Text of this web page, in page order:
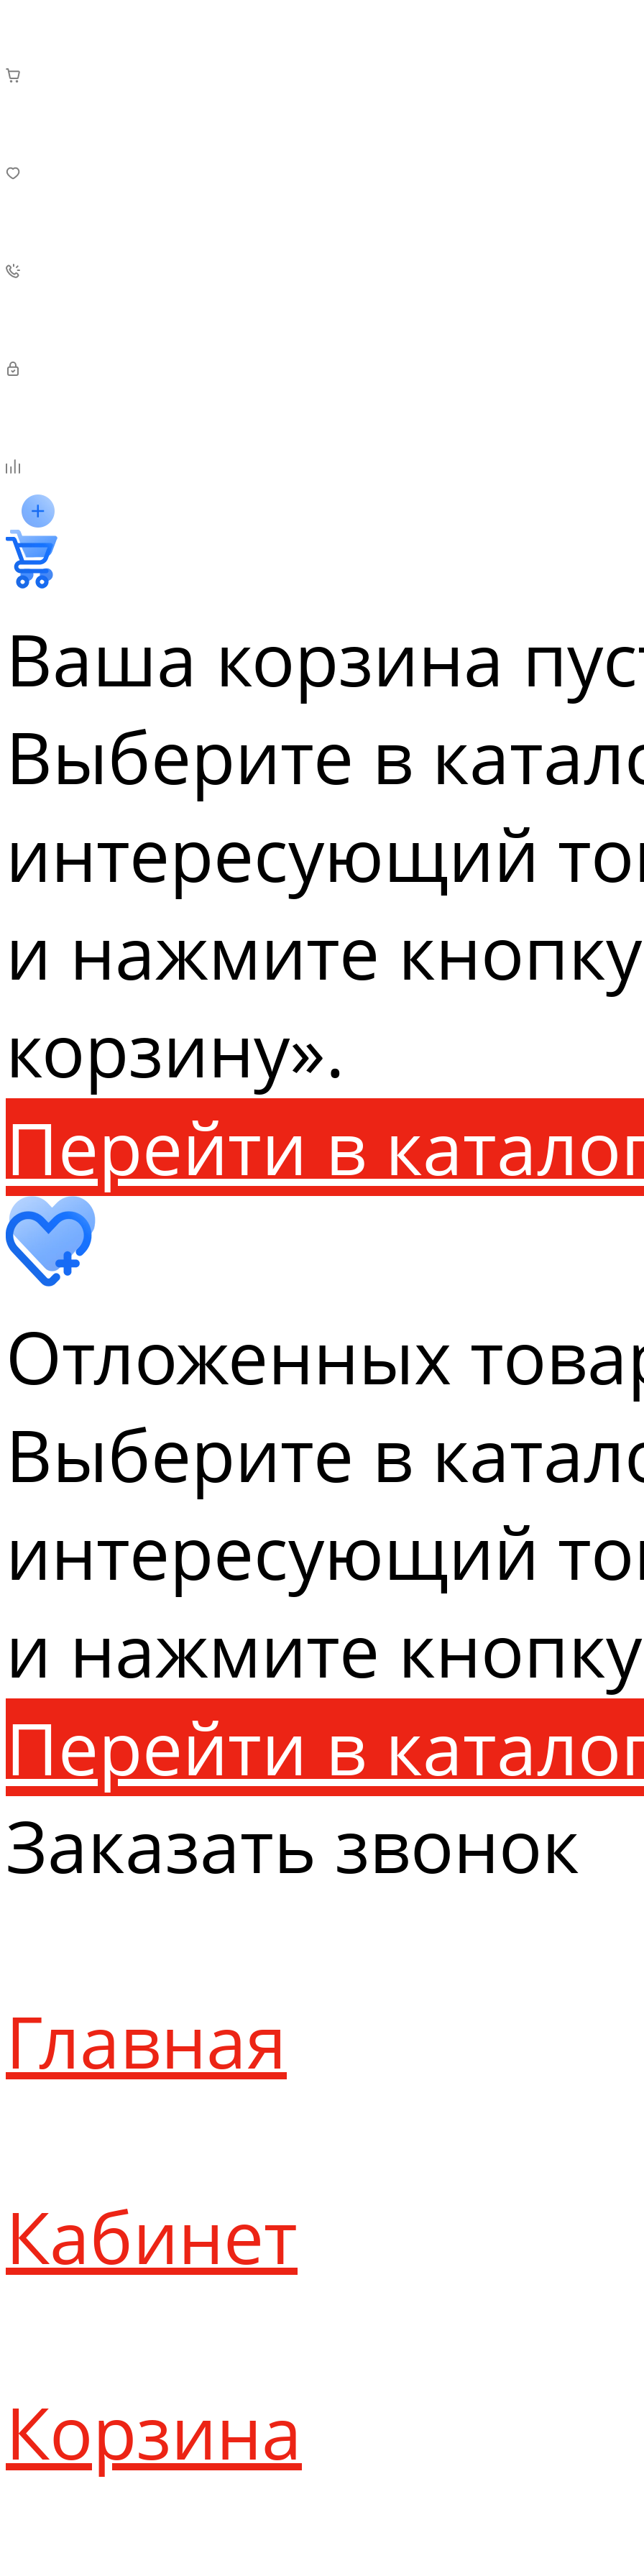
Ваша корзина
Выберите в
интересующий
и нажмите
корзину».
Перейти в
Отложенных
Выберите в
интересующий
и нажмите
Перейти в
Заказать звонок
Главная
Кабинет
Корзина